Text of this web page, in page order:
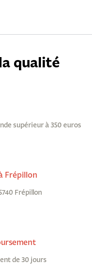
qualité
supérieur à 350 euros
Frépillon
Frépillon
de 30 jours